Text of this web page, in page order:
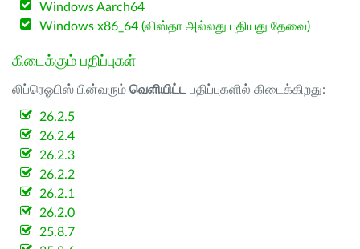
Windows Aarch64
Windows x86_64 (விஸ்தா அல்லது புதியது தேவை)
கிடைக்கும் பதிப்புகள்
லிப்ரெஓபிஸ் பின்வரும் வெளியிட்ட பதிப்புகளில் கிடைக்கிறது:
26.2.5
26.2.4
26.2.3
26.2.2
26.2.1
26.2.0
25.8.7